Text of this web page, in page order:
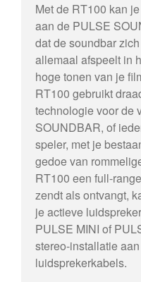
Met de RT100 kan
aan de PULSE
dat de soundbar
allemaal afspeelt in
hoge tonen van je
RT100 gebruikt
technologie voor de
SOUNDBAR, of
speler, met je
gedoe van
RT100 een full-
zendt als ontvangt,
je actieve
PULSE MINI of
stereo-installatie
luidsprekerkabels.